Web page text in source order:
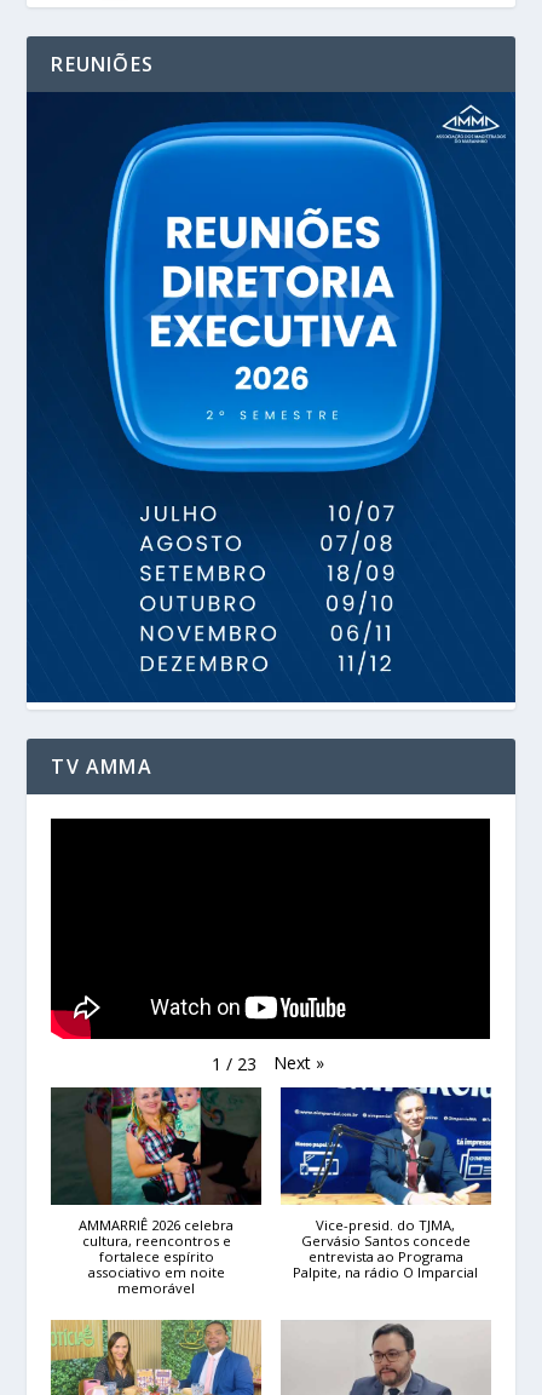
REUNIÕES
TV AMMA
1 / 23 Next »
AMMARRIÊ 2026 celebra
cultura, reencontros e
fortalece espírito
associativo em noite
memorável
Vice-presid. do TJMA,
Gervásio Santos concede
entrevista ao Programa
Palpite, na rádio O Imparcial